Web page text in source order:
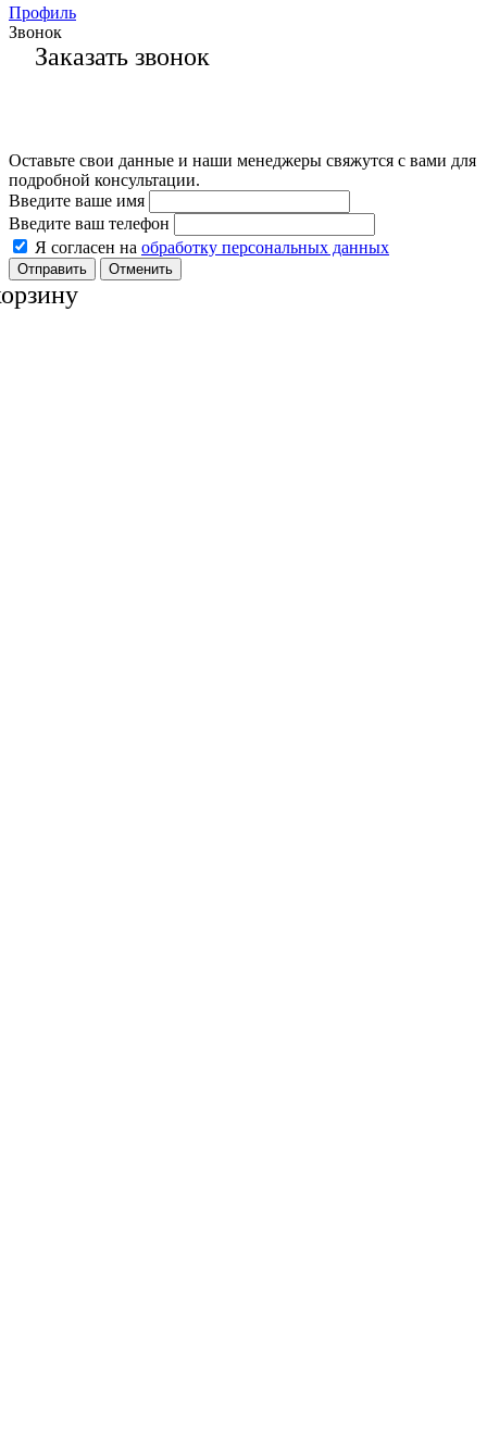
Профиль
Звонок
Заказать звонок
Оставьте свои данные и наши менеджеры свяжутся с вами для
подробной консультации.
Введите ваше имя
Введите ваш телефон
Я согласен на обработку персональных данных
Отменить